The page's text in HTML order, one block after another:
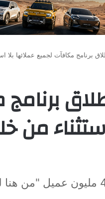
برنامج مكافآت لجميع عملائها بلا
من